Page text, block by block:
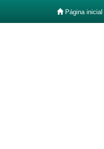
Página inicial